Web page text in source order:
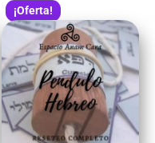
¡Oferta!
El
precio
original
era:
$79.000,00.
precio
actual
es: